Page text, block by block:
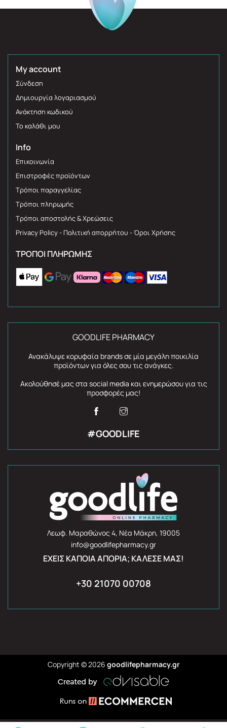
My account
Σύνδεση
Δημιουργία λογαριασμού
Ανάκτηση κωδικού
Το καλάθι μου
Info
Επικοινωνία
Επιστροφές προϊόντων
Τρόποι παραγγελίας
Τρόποι πληρωμής
Τρόποι αποστολής & Χρεώσεις
Privacy Policy - Πολιτική απορρήτου - Όροι Χρήσης
ΤΡΌΠΟΙ ΠΛΗΡΩΜΉΣ
GOODLIFE PHARMACY
Ανακάλυψε κορυφαία brands σε μία μεγάλη ποικιλία
προϊόντων για όλες σου τις ανάγκες.
Ακολούθησέ μας στα social media και ενημερώσου για τις
προσφορές μας!
#GOODLIFE
Λεωφ. Μαραθώνος 4, Νέα Μάκρη, 19005
info@goodlifepharmacy.gr
ΈΧΕΙΣ ΚΆΠΟΙΑ ΑΠΟΡΊΑ; ΚΆΛΕΣΈ ΜΑΣ!
+30 21070 00708
Copyright © 2026 goodlifepharmacy.gr